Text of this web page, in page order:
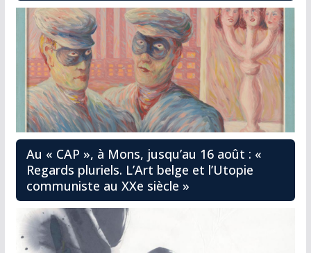
Au « CAP », à Mons, jusqu’au 16 août : «
Regards pluriels. L’Art belge et l’Utopie
communiste au XXe siècle »